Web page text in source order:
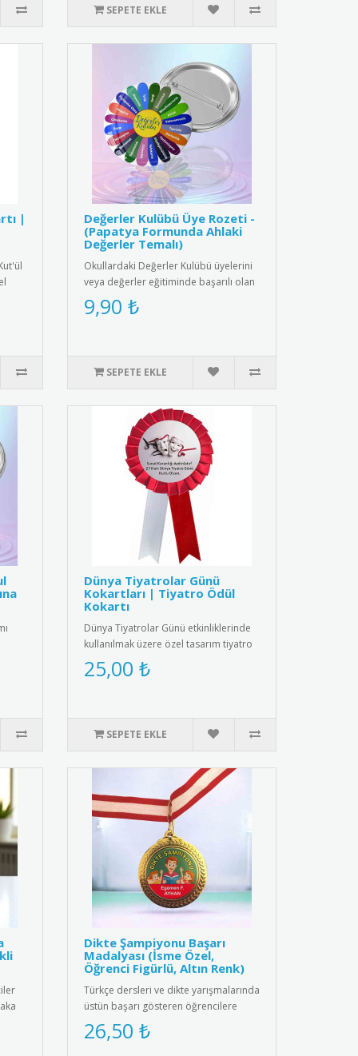
SEPETE EKLE
|
Değerler Kulübü Üye Rozeti -
(Papatya Formunda Ahlaki
Değerler Temalı)
Okullardaki Değerler Kulübü üyelerini
veya değerler eğitiminde başarılı olan
öğrencileri ödüllendirm..
9,90 ₺
SEPETE EKLE
Dünya Tiyatrolar Günü
Kokartları | Tiyatro Ödül
Kokartı
Dünya Tiyatrolar Günü etkinliklerinde
kullanılmak üzere özel tasarım tiyatro
kokartları. Bu şık koka..
25,00 ₺
SEPETE EKLE
Dikte Şampiyonu Başarı
Madalyası (İsme Özel,
Öğrenci Figürlü, Altın Renk)
Türkçe dersleri ve dikte yarışmalarında
üstün başarı gösteren öğrencilere
özel, kişiselleştirilmiş m..
26,50 ₺